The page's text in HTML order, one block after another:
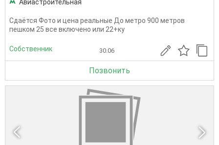
Авиастроительная
Сдаётся Фото и цена реальные До метро 900 метров
пешком 25 все включено или 22+ку
Собственник 30.06
Позвонить